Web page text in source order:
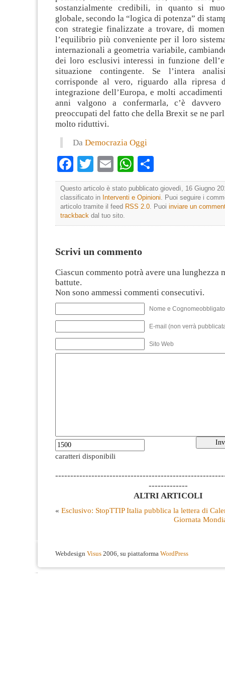
sostanzialmente credibili, in quanto si
globale, secondo la “logica di potenza” di
con strategie finalizzate a trovare, di
l’equilibrio più conveniente per il loro
internazionali a geometria variabile,
dei loro esclusivi interessi in funzione
situazione contingente. Se l’intera
corrisponde al vero, riguardo alla ripresa
integrazione dell’Europa, e molti
anni valgono a confermarla, c’è
preoccupati del fatto che della Brexit se ne
molto riduttivi.
Da Democrazia Oggi
Facebook
TwitterEmailWhatsApp
Questo articolo è stato pubblicato giovedì, 16 Giugno
classificato in Interventi e Opinioni . Puoi seguire i
articolo tramite il feed RSS 2.0 . Puoi inviare un
trackback dal tuo sito.
Scrivi un commento
Ciascun commento potrà avere una lunghezza
battute.
Non sono ammessi commenti consecutivi.
Nome e
E-mail (non verrà
Sito Web
caratteri disponibili
-------------
ALTRI ARTICOLI
« Esclusivo: StopTTIP Italia pubblica la lettera di
Giornata
Webdesign Visus 2006, su piattaforma WordPress